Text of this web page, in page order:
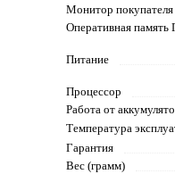
Монитор покупателя
Оперативная память
Питание
Процессор
Работа от
Температура
Гарантия
Вес (грамм)